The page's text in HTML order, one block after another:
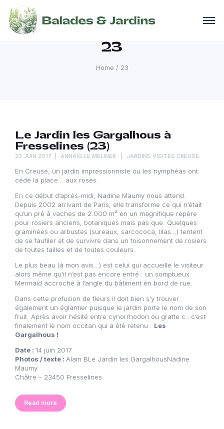
23
Home / 23
Le Jardin les Gargalhous à
Fresselines (23)
23 JUIN 2017 ANNAÏG LE MELINER JARDINS VISITÉS CREUSE
En Creuse, un jardin impressionniste ou les nymphéas ont
cédé la place… aux roses.
En ce début d’après-midi, Nadine Maumy nous attend.
Depuis 2002 arrivant de Paris, elle transforme ce qui n’était
qu’un pré à vaches de 2.000 m² en un magnifique repère
pour rosiers anciens, botaniques mais pas que. Quelques
graminées ou arbustes (sureaux, sarcococa, lilas…) tentent
de se faufiler et de survivre dans un foisonnement de rosiers
de toutes tailles et de toutes couleurs.
Le plus beau (à mon avis…) est celui qui accueille le visiteur
alors même qu’il n’est pas encore entré : un somptueux
Mermaid accroché à l’angle du bâtiment en bord de rue.
Dans cette profusion de fleurs il doit bien s’y trouver
également un églantier puisque le jardin porte le nom de son
fruit. Après avoir hésité entre cynorrhodon ou gratte c…c’est
finalement le nom occitan qui a été retenu : Les
Gargalhous !
Date : 14 juin 2017
Photos / texte : Alain BLe Jardin les GargalhousNadine
Maumy
Châtre – 23450 Fresselines
Read more